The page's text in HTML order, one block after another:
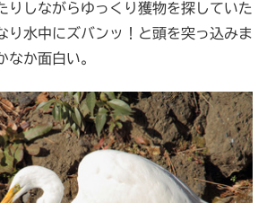
りしながらゆっくり獲物を探していた
り水中にズバンッ！と頭を突っ込みま
なか面白い。